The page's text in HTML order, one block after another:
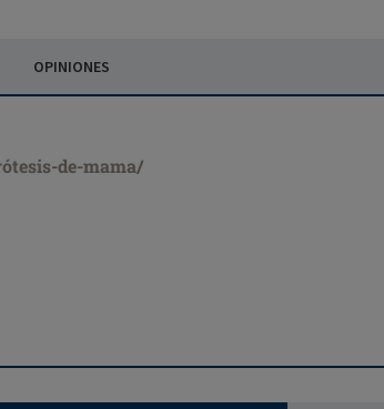
OPINIONES
de-mama/